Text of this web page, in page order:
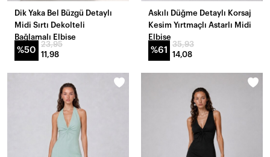
Dik Yaka Bel Büzgü Detaylı
Midi Sırtı Dekolteli
Bağlamalı Elbise
%50
23,95
11,98
Askılı Düğme Detaylı Korsaj
Kesim Yırtmaçlı Astarlı Midi
Elbise
%61
35,93
14,08